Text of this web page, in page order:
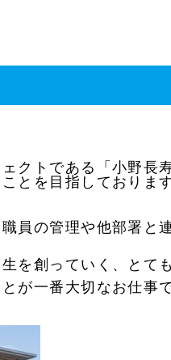
クトである「小野長
とを目指しております
員の管理や他部署と
を創っていく、とて
が一番大切なお仕事で